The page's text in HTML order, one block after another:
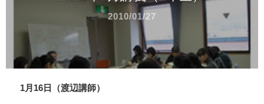
2010/01/27
1月16日（渡辺講師）